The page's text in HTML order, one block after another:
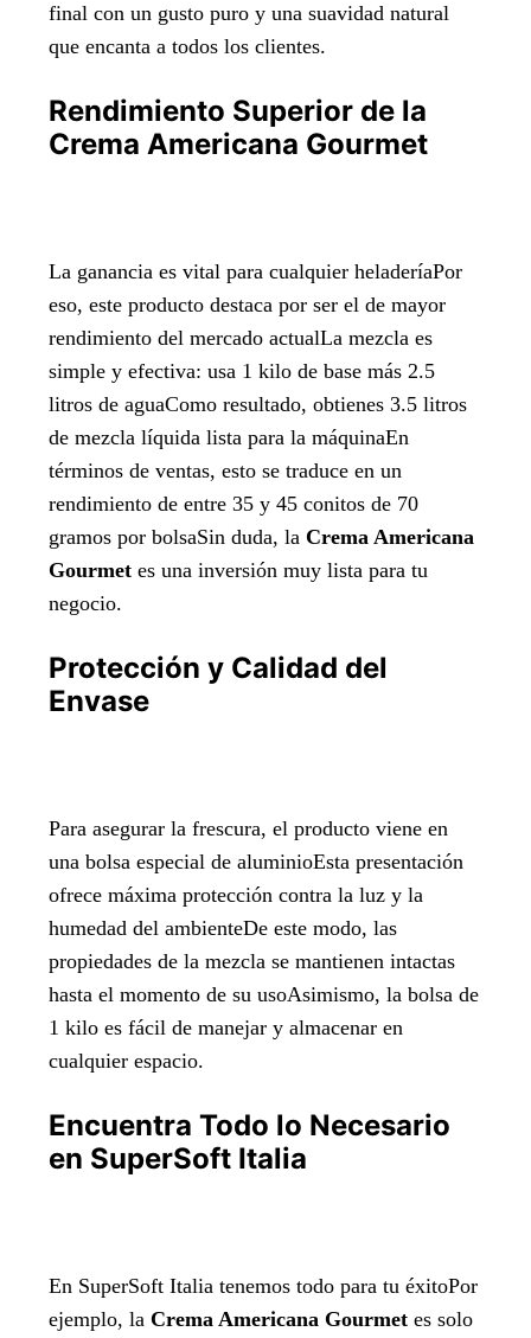
final con un gusto puro y una suavidad natural
que encanta a todos los clientes.
Rendimiento Superior de la
Crema Americana Gourmet
La ganancia es vital para cualquier heladeríaPor
eso, este producto destaca por ser el de mayor
rendimiento del mercado actualLa mezcla es
simple y efectiva: usa 1 kilo de base más 2.5
litros de aguaComo resultado, obtienes 3.5 litros
de mezcla líquida lista para la máquinaEn
términos de ventas, esto se traduce en un
rendimiento de entre 35 y 45 conitos de 70
gramos por bolsaSin duda, la Crema Americana
Gourmet es una inversión muy lista para tu
negocio.
Protección y Calidad del
Envase
Para asegurar la frescura, el producto viene en
una bolsa especial de aluminioEsta presentación
ofrece máxima protección contra la luz y la
humedad del ambienteDe este modo, las
propiedades de la mezcla se mantienen intactas
hasta el momento de su usoAsimismo, la bolsa de
1 kilo es fácil de manejar y almacenar en
cualquier espacio.
Encuentra Todo lo Necesario
en SuperSoft Italia
En SuperSoft Italia tenemos todo para tu éxitoPor
ejemplo, la Crema Americana Gourmet es solo